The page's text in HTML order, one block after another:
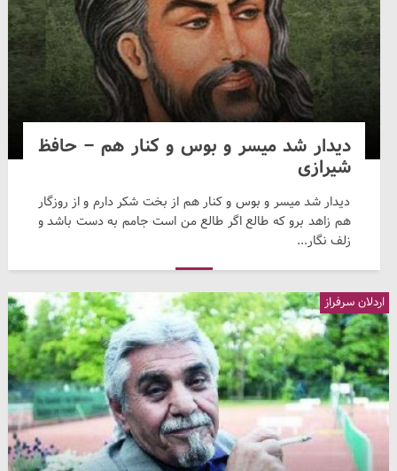
دیدار شد میسر و بوس و کنار هم – حافظ
شیرازی
دیدار شد میسر و بوس و کنار هم از بخت شکر دارم و از روزگار
هم زاهد برو که طالع اگر طالع من است جامم به دست باشد و
زلف نگار...
اردلان سرفراز